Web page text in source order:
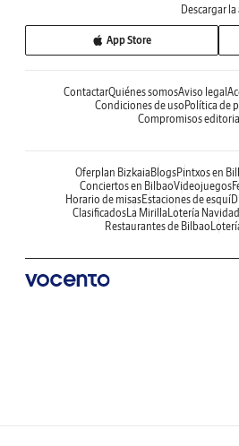
Descargar la
App Store
ContactarQuiénes somosAviso legal
Condiciones de usoPolítica de
Compromisos
Oferplan BizkaiaBlogsPintxos en
Conciertos en BilbaoVideojuegos
Horario de misasEstaciones de esquí
ClasificadosLa MirillaLotería
Restaurantes de Bilbao